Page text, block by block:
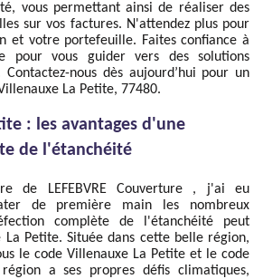
vous permettant ainsi de réaliser des
sur vos factures. N'attendez plus pour
et votre portefeuille. Faites confiance à
pour vous guider vers des solutions
nous dès aujourd’hui pour un
La Petite, 77480.
: les avantages d'une
de l'étanchéité
de LEFEBVRE Couverture , j'ai eu
de première main les nombreux
complète de l'étanchéité peut
Petite. Située dans cette belle région,
le code Villenauxe La Petite et le code
a ses propres défis climatiques,